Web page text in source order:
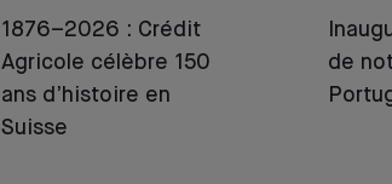
1876–2026 : Crédit
Agricole célèbre 150
ans d’histoire en
Suisse
de